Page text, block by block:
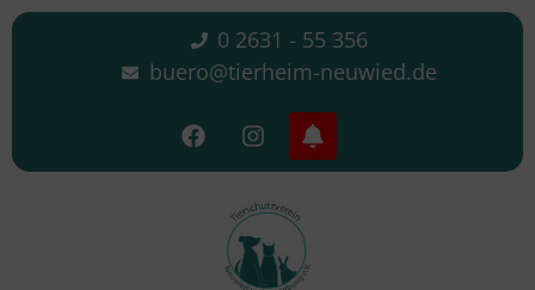
0 2631 - 55 356
buero@tierheim-neuwied.de